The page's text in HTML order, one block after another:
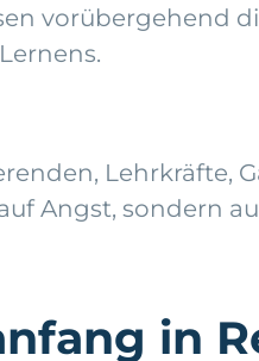
vorübergehend
Lehrkräfte,
Angst, sondern
in